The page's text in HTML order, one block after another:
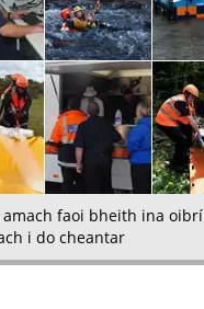
amach faoi bheith ina oibrí
i do cheantar